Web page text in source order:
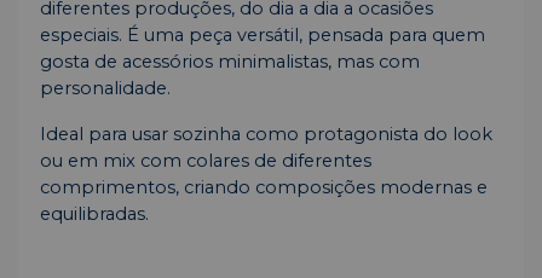
diferentes produções, do dia a dia a ocasiões
especiais. É uma peça versátil, pensada para quem
gosta de acessórios minimalistas, mas com
personalidade.
Ideal para usar sozinha como protagonista do look
ou em mix com colares de diferentes
comprimentos, criando composições modernas e
equilibradas.